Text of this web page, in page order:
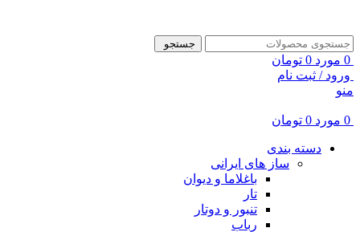
جستجو
0 مورد 0 تومان
ورود / ثبت نام
منو
0 مورد 0 تومان
دسته بندی
ساز های ایرانی
باغلاما و دیوان
تار
تنبور و دوتار
رباب